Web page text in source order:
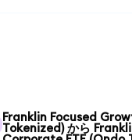
Franklin Focused
Tokenized) から